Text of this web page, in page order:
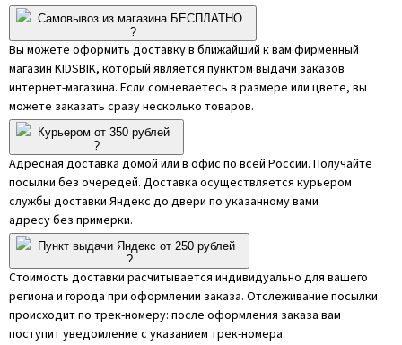
Самовывоз из магазина БЕСПЛАТНО
?
Вы можете оформить доставку в ближайший к вам фирменный
магазин KIDSBIK, который является пунктом выдачи заказов
интернет-магазина. Если сомневаетесь в размере или цвете, вы
можете заказать сразу несколько товаров.
Курьером от 350 рублей
?
Адресная доставка домой или в офис по всей России. Получайте
посылки без очередей. Доставка осуществляется курьером
службы доставки Яндекс до двери по указанному вами
адресу без примерки.
Пункт выдачи Яндекс от 250 рублей
?
Стоимость доставки расчитывается индивидуально для вашего
региона и города при оформлении заказа. Отслеживание посылки
происходит по трек-номеру: после оформления заказа вам
поступит уведомление с указанием трек-номера.